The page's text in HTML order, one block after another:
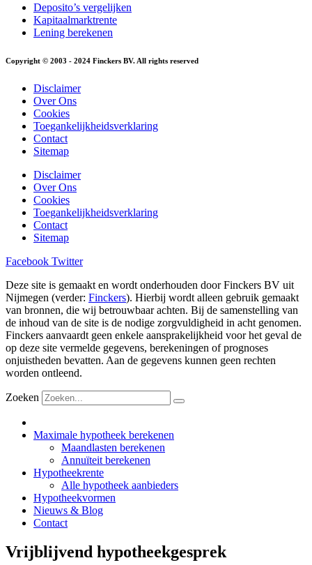
Deposito’s vergelijken
Kapitaalmarktrente
Lening berekenen
Copyright © 2003 - 2024 Finckers BV. All rights reserved
Disclaimer
Over Ons
Cookies
Toegankelijkheidsverklaring
Contact
Sitemap
Disclaimer
Over Ons
Cookies
Toegankelijkheidsverklaring
Contact
Sitemap
Facebook Twitter
Deze site is gemaakt en wordt onderhouden door Finckers BV uit
Nijmegen (verder: Finckers). Hierbij wordt alleen gebruik gemaakt
van bronnen, die wij betrouwbaar achten. Bij de samenstelling van
de inhoud van de site is de nodige zorgvuldigheid in acht genomen.
Finckers aanvaardt geen enkele aansprakelijkheid voor het geval de
op deze site vermelde gegevens, berekeningen of prognoses
onjuistheden bevatten. Aan de gegevens kunnen geen rechten
worden ontleend.
Zoeken
Maximale hypotheek berekenen
Maandlasten berekenen
Annuïteit berekenen
Hypotheekrente
Alle hypotheek aanbieders
Hypotheekvormen
Nieuws & Blog
Contact
Vrijblijvend hypotheekgesprek